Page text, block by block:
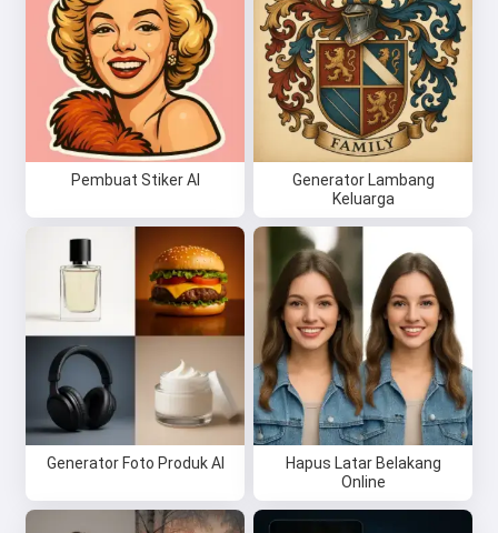
Pembuat Stiker AI
Generator Lambang
Keluarga
Generator Foto Produk AI
Hapus Latar Belakang
Online
Hai 👋
Saya bisa membuat lagu, menulis
puisi, dan ucapan selamat 🥰
Coba gratis
Saya menerima: Ketentuan Layanan,
Kebijakan Privasi